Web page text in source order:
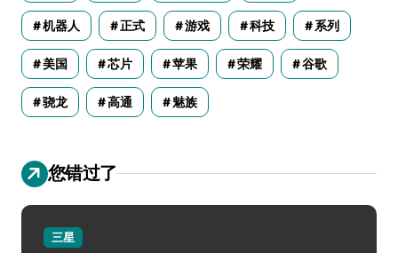
机器人 正式 游戏 科技 系列
美国 芯片 苹果 荣耀 谷歌
骁龙 高通 魅族
您错过了
三星